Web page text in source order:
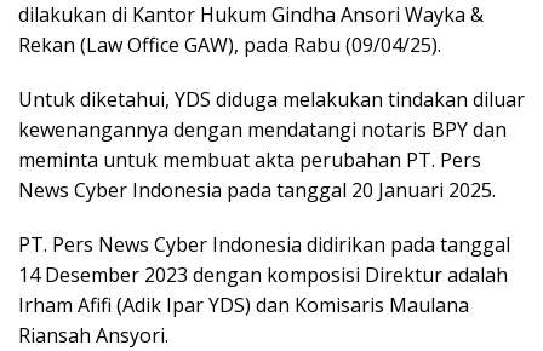
dilakukan di Kantor Hukum Gindha Ansori Wayka &
Rekan (Law Office GAW), pada Rabu (09/04/25).
Untuk diketahui, YDS diduga melakukan tindakan diluar
kewenangannya dengan mendatangi notaris BPY dan
meminta untuk membuat akta perubahan PT. Pers
News Cyber Indonesia pada tanggal 20 Januari 2025.
PT. Pers News Cyber Indonesia didirikan pada tanggal
14 Desember 2023 dengan komposisi Direktur adalah
Irham Afifi (Adik Ipar YDS) dan Komisaris Maulana
Riansah Ansyori.